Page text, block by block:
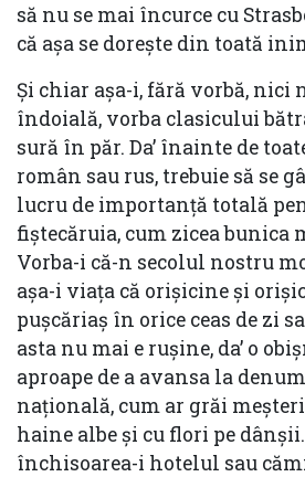
să nu se mai încurce cu
că așa se dorește din toată
Și chiar așa-i, fără vorbă, nici
îndoială, vorba clasicului
sură în păr. Da’ înainte de
român sau rus, trebuie să se
lucru de importanță totală
fiștecăruia, cum zicea bunica
Vorba-i că-n secolul nostru
așa-i viața că orișicine și
pușcăriaș în orice ceas de zi
asta nu mai e rușine, da’ o
aproape de a avansa la
națională, cum ar grăi
haine albe și cu flori pe dânșii.
închisoarea-i hotelul sau